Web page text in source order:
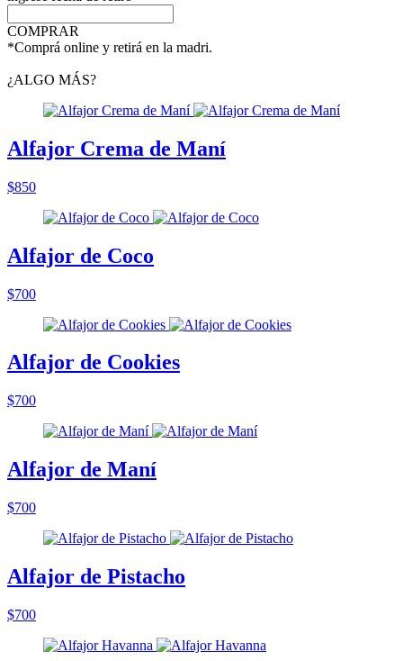
COMPRAR
*Comprá online y retirá en la madri.
¿ALGO MÁS?
Alfajor Crema de Maní
$850
Alfajor de Coco
$700
Alfajor de Cookies
$700
Alfajor de Maní
$700
Alfajor de Pistacho
$700